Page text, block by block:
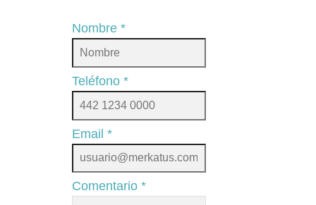
Nombre *
Teléfono *
Email *
Comentario *